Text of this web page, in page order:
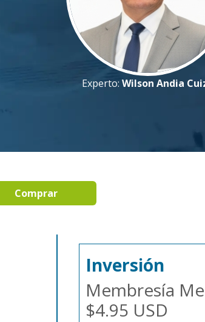
Experto:Wilson Andia
Comprar
Inversión
Membresía
$4.95 USD